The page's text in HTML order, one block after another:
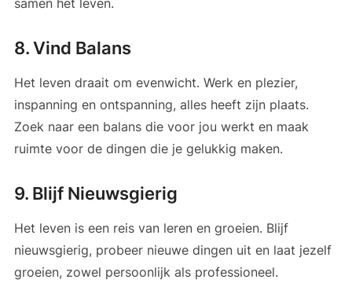
8. Vind Balans
Het leven draait om evenwicht. Werk en plezier,
inspanning en ontspanning, alles heeft zijn plaats.
Zoek naar een balans die voor jou werkt en maak
ruimte voor de dingen die je gelukkig maken.
9. Blijf Nieuwsgierig
Het leven is een reis van leren en groeien. Blijf
nieuwsgierig, probeer nieuwe dingen uit en laat jezelf
groeien, zowel persoonlijk als professioneel.